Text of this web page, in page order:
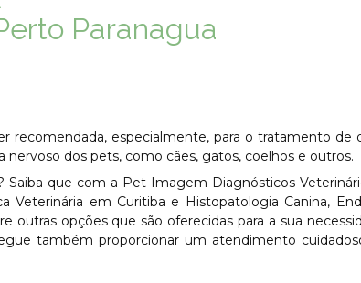
Paranagua
recomendada, especialmente, para o tratamento de
dos pets, como cães, gatos, coelhos e outros.
Saiba que com a Pet Imagem Diagnósticos
Veterinária em Curitiba e Histopatologia Canina,
outras opções que são oferecidas para a sua
também proporcionar um atendimento